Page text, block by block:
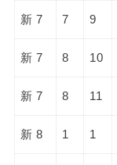
新 7 7 9
新 7 8 10
新 7 8 11
新 8 1 1